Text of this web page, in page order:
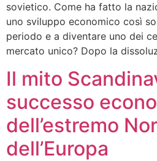
sovietico. Come ha fatto la
uno sviluppo economico così
periodo e a diventare uno dei
mercato unico? Dopo la
Il mito
successo
dell’estremo
dell’Europa